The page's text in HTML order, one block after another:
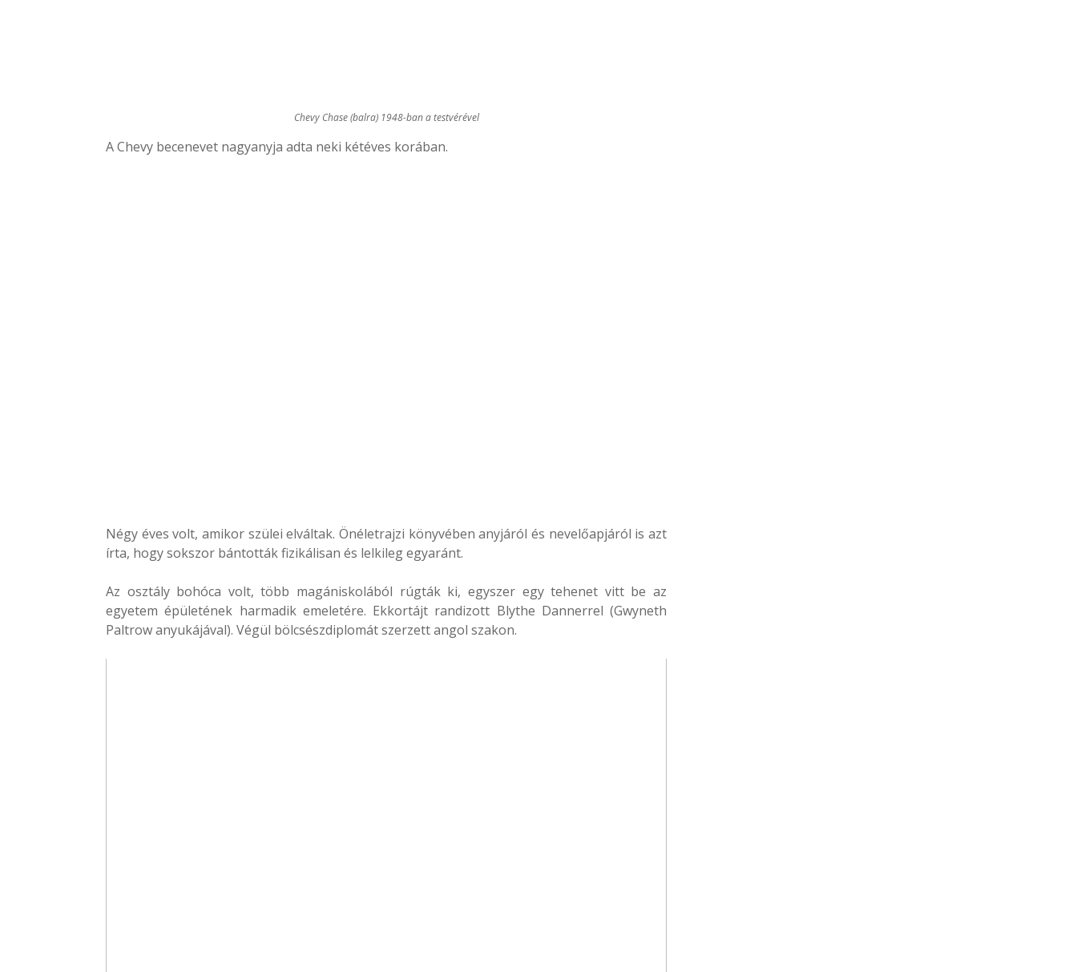
Chevy Chase (balra) 1948-ban a testvérével
A Chevy becenevet nagyanyja adta neki kétéves korában.
Négy éves volt, amikor szülei elváltak. Önéletrajzi könyvében anyjáról és nevelőapjáról is azt
írta, hogy sokszor bántották fizikálisan és lelkileg egyaránt.
Az osztály bohóca volt, több magániskolából rúgták ki, egyszer egy tehenet vitt be az
egyetem épületének harmadik emeletére. Ekkortájt randizott Blythe Dannerrel (Gwyneth
Paltrow anyukájával). Végül bölcsészdiplomát szerzett angol szakon.